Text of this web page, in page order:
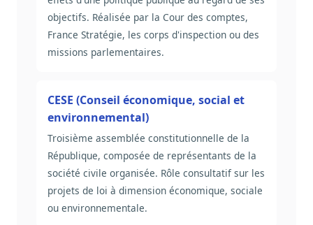
objectifs. Réalisée par la Cour des comptes,
France Stratégie, les corps d'inspection ou des
missions parlementaires.
CESE (Conseil économique, social et
environnemental)
Troisième assemblée constitutionnelle de la
République, composée de représentants de la
société civile organisée. Rôle consultatif sur les
projets de loi à dimension économique, sociale
ou environnementale.